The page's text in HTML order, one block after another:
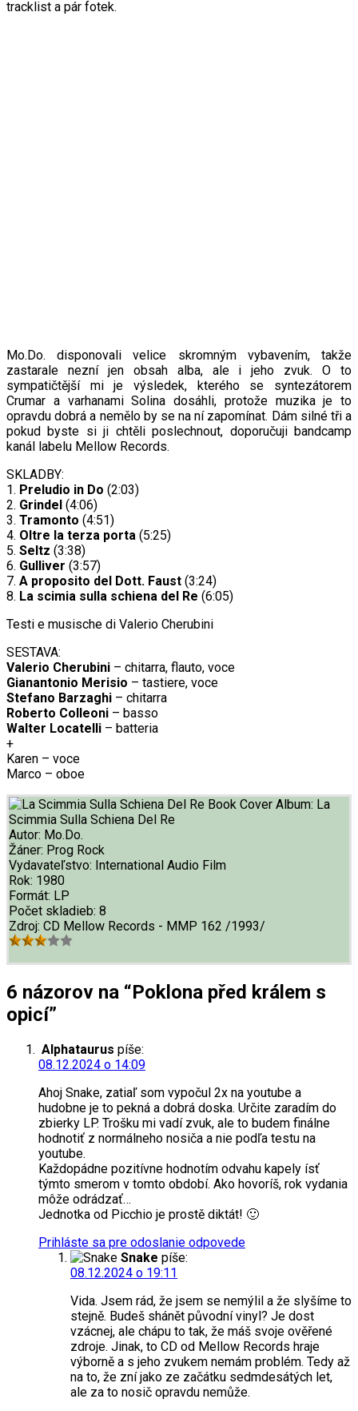
tracklist a pár fotek.
Mo.Do. disponovali velice skromným vybavením, takže
zastarale nezní jen obsah alba, ale i jeho zvuk. O to
sympatičtější mi je výsledek, kterého se syntezátorem
Crumar a varhanami Solina dosáhli, protože muzika je to
opravdu dobrá a nemělo by se na ní zapomínat. Dám silné tři a
pokud byste si ji chtěli poslechnout, doporučuji bandcamp
kanál labelu Mellow Records.
SKLADBY:
1. Preludio in Do (2:03)
2. Grindel (4:06)
3. Tramonto (4:51)
4. Oltre la terza porta (5:25)
5. Seltz (3:38)
6. Gulliver (3:57)
7. A proposito del Dott. Faust (3:24)
8. La scimia sulla schiena del Re (6:05)
Testi e musische di Valerio Cherubini
SESTAVA:
Valerio Cherubini – chitarra, flauto, voce
Gianantonio Merisio – tastiere, voce
Stefano Barzaghi – chitarra
Roberto Colleoni – basso
Walter Locatelli – batteria
+
Karen – voce
Marco – oboe
Album: La
Scimmia Sulla Schiena Del Re
Autor: Mo.Do.
Žáner: Prog Rock
Vydavateľstvo: International Audio Film
Rok: 1980
Formát: LP
Počet skladieb: 8
Zdroj: CD Mellow Records - MMP 162 /1993/
6 názorov na “Poklona před králem s
opicí”
Alphataurus píše:
08.12.2024 o 14:09
Ahoj Snake, zatiaľ som vypočul 2x na youtube a
hudobne je to pekná a dobrá doska. Určite zaradím do
zbierky LP. Trošku mi vadí zvuk, ale to budem finálne
hodnotiť z normálneho nosiča a nie podľa testu na
youtube.
Každopádne pozitívne hodnotím odvahu kapely ísť
týmto smerom v tomto období. Ako hovoríš, rok vydania
môže odrádzať…
Jednotka od Picchio je prostě diktát! 🙂
Prihláste sa pre odoslanie odpovede
Snake píše:
08.12.2024 o 19:11
Vida. Jsem rád, že jsem se nemýlil a že slyšíme to
stejně. Budeš shánět původní vinyl? Je dost
vzácnej, ale chápu to tak, že máš svoje ověřené
zdroje. Jinak, to CD od Mellow Records hraje
výborně a s jeho zvukem nemám problém. Tedy až
na to, že zní jako ze začátku sedmdesátých let,
ale za to nosič opravdu nemůže.